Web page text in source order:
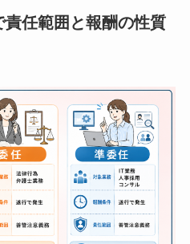
任範囲と報酬の性質